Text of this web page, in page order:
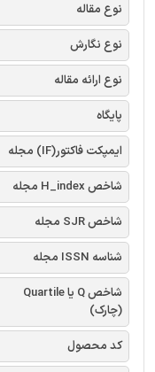
نوع مقاله
نوع نگارش
نوع ارائه مقاله
پایگاه
ایمپکت فاکتور(IF) مجله
شاخص H_index مجله
شاخص SJR مجله
شناسه ISSN مجله
شاخص Q یا Quartile
(چارک)
کد محصول